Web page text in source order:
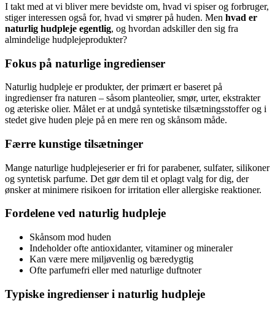
I takt med at vi bliver mere bevidste om, hvad vi spiser og forbruger,
stiger interessen også for, hvad vi smører på huden. Men hvad er
naturlig hudpleje egentlig, og hvordan adskiller den sig fra
almindelige hudplejeprodukter?
Fokus på naturlige ingredienser
Naturlig hudpleje er produkter, der primært er baseret på
ingredienser fra naturen – såsom planteolier, smør, urter, ekstrakter
og æteriske olier. Målet er at undgå syntetiske tilsætningsstoffer og i
stedet give huden pleje på en mere ren og skånsom måde.
Færre kunstige tilsætninger
Mange naturlige hudplejeserier er fri for parabener, sulfater, silikoner
og syntetisk parfume. Det gør dem til et oplagt valg for dig, der
ønsker at minimere risikoen for irritation eller allergiske reaktioner.
Fordelene ved naturlig hudpleje
Skånsom mod huden
Indeholder ofte antioxidanter, vitaminer og mineraler
Kan være mere miljøvenlig og bæredygtig
Ofte parfumefri eller med naturlige duftnoter
Typiske ingredienser i naturlig hudpleje